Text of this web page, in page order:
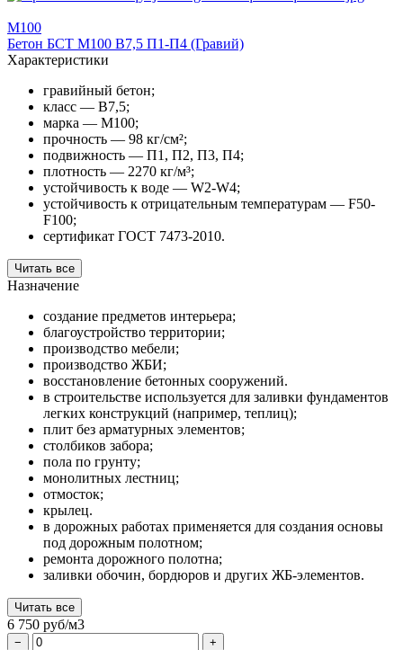
М100
Бетон БСТ М100 В7,5 П1-П4 (Гравий)
Характеристики
гравийный бетон;
класс — В7,5;
марка — М100;
прочность — 98 кг/см²;
подвижность — П1, П2, П3, П4;
плотность — 2270 кг/м³;
устойчивость к воде — W2-W4;
устойчивость к отрицательным температурам — F50-
F100;
cертификат ГОСТ 7473-2010.
Читать все
Назначение
создание предметов интерьера;
благоустройство территории;
производство мебели;
производство ЖБИ;
восстановление бетонных сооружений.
в строительстве используется для заливки фундаментов
легких конструкций (например, теплиц);
плит без арматурных элементов;
столбиков забора;
пола по грунту;
монолитных лестниц;
отмосток;
крылец.
в дорожных работах применяется для создания основы
под дорожным полотном;
ремонта дорожного полотна;
заливки обочин, бордюров и других ЖБ-элементов.
Читать все
6 750 руб/м3
− +